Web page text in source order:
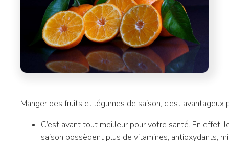
Manger des fruits et légumes de saison, c’est avantageux
C’est avant tout meilleur pour votre santé. En effet,
saison possèdent plus de vitamines, antioxydants,